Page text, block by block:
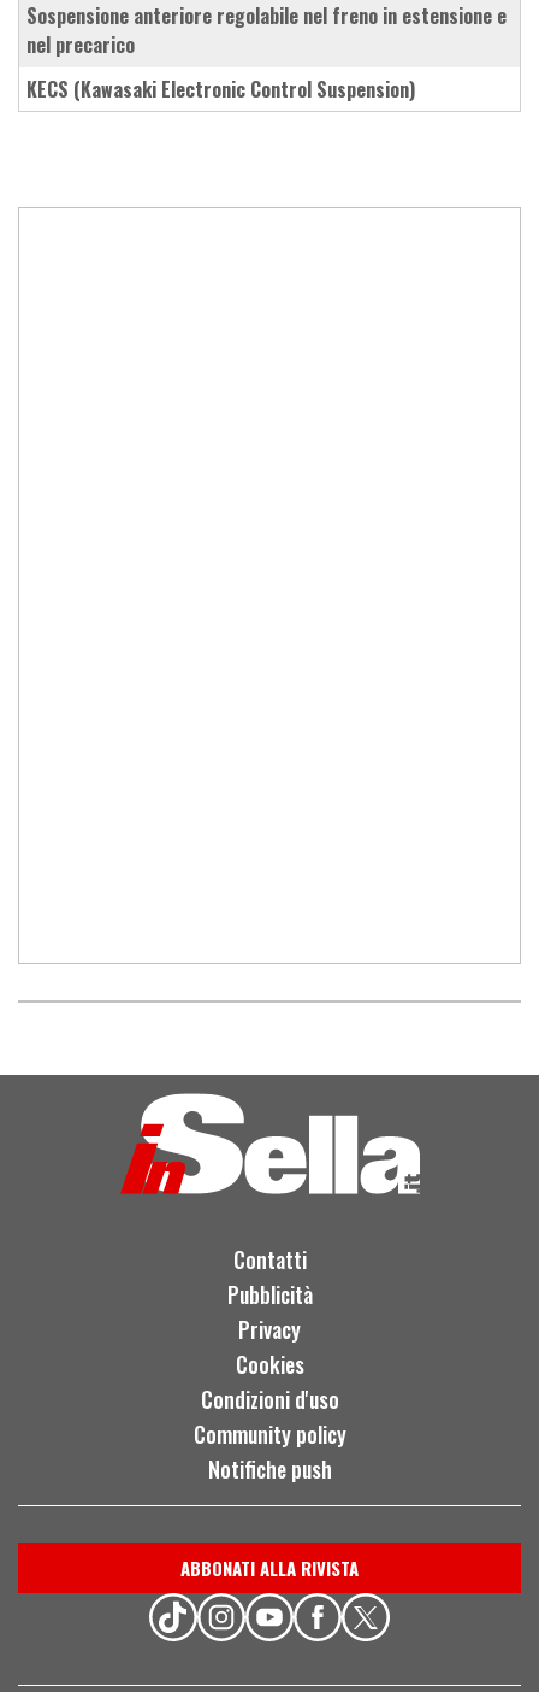
sospensione anteriore regolabile nel freno in estensione e
nel precarico
KECS (Kawasaki Electronic Control Suspension)
Contatti
Pubblicità
Privacy
Cookies
Condizioni d'uso
Community policy
Notifiche push
ABBONATI ALLA RIVISTA